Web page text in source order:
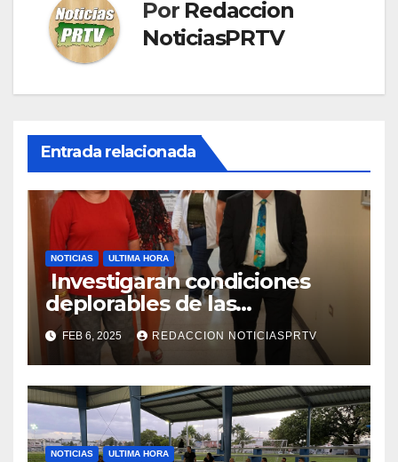
Por Redaccion
NoticiasPRTV
Entrada relacionada
NOTICIAS ULTIMA HORA
Investigaran condiciones
deplorables de las
facilidades el Departamento
de la Salud en Mayagüez
FEB 6, 2025 REDACCION NOTICIASPRTV
NOTICIAS ULTIMA HORA